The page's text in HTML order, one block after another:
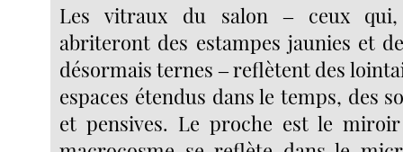
Les vitraux du salon ‒ ceux qui,
abriteront des estampes jaunies et
désormais ternes ‒ reflètent des
espaces étendus dans le temps, des
et pensives. Le proche est le